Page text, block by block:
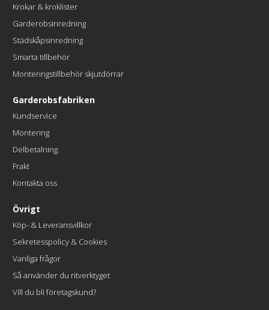
Krokar & kroklister
Garderobsinredning
Städskåpsinredning
Smarta tillbehör
Monteringstillbehör skjutdörrar
Garderobsfabriken
Kundservice
Montering
Delbetalning
Frakt
Kontakta oss
Övrigt
Köp- & Leveransvillkor
Sekretesspolicy & Cookies
Vanliga frågor
Så använder du ritverktyget
Vill du bli företagskund?